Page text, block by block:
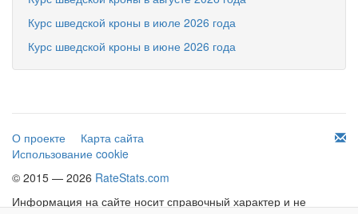
Курс шведской кроны в июле 2026 года
Курс шведской кроны в июне 2026 года
О проекте
Карта сайта
Использование cookie
© 2015 — 2026 RateStats.com
Информация на сайте носит справочный характер и не